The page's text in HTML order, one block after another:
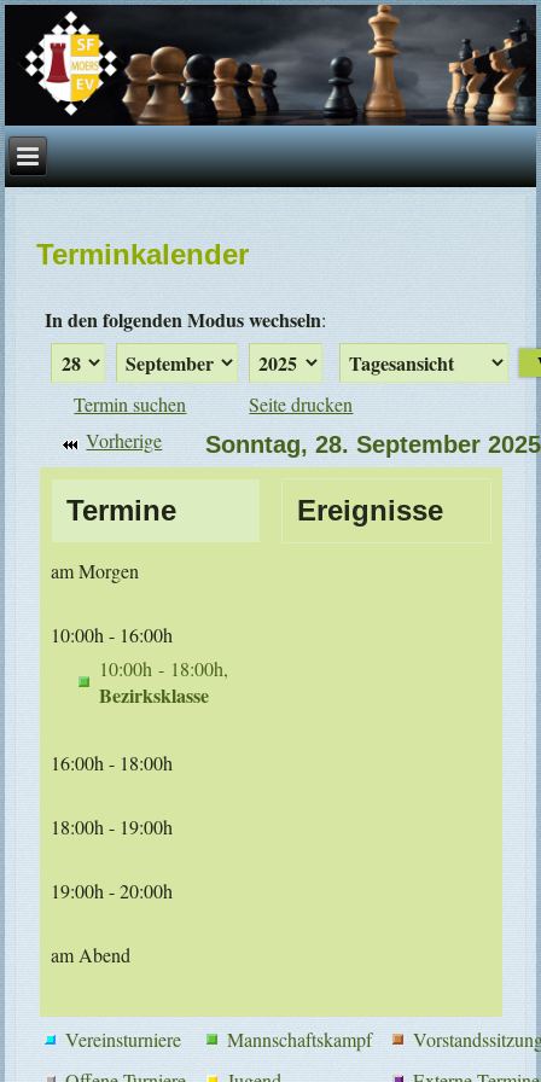
Terminkalender
In den folgenden Modus wechseln:
Termin suchen
Seite drucken
Vorherige
Sonntag, 28. September 2025
Termine
am Morgen
10:00h - 16:00h
10:00h - 18:00h,
Bezirksklasse
16:00h - 18:00h
18:00h - 19:00h
19:00h - 20:00h
am Abend
Ereignisse
Vereinsturniere Mannschaftskampf